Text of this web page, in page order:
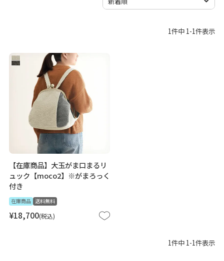
1件中 1-1件表示
【在庫商品】大玉がま口まるリ
ュック【moco2】※がまろっく
付き
在庫商品 送料無料
¥18,700 税込
1件中 1-1件表示